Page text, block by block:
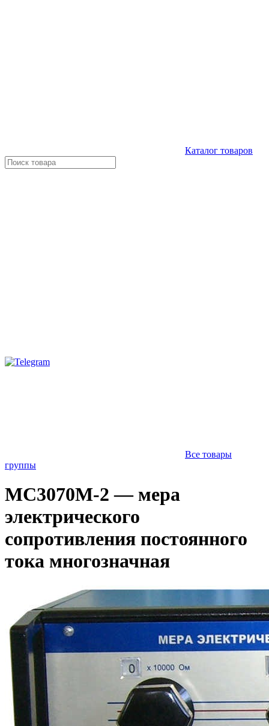
Каталог товаров
Все товары
группы
МС3070М-2 — мера
электрического
сопротивления постоянного
тока многозначная